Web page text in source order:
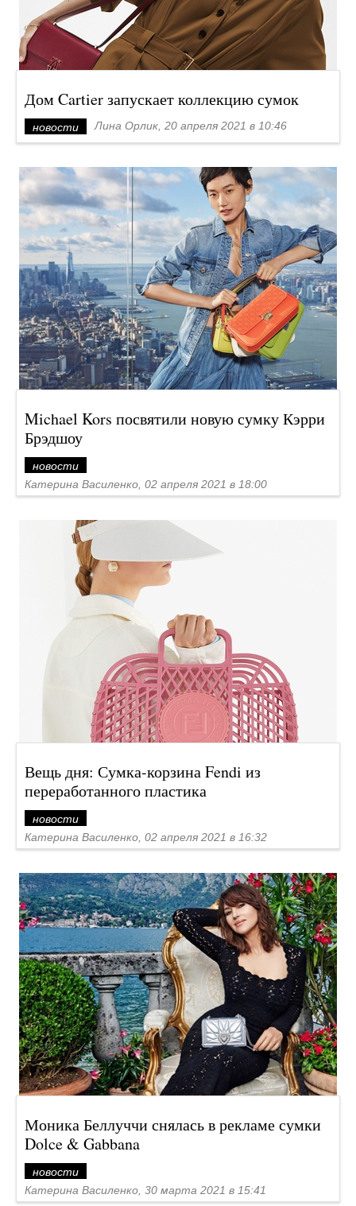
Дом Cartier запускает коллекцию сумок
новости Лина Орлик, 20 апреля 2021 в 10:46
Michael Kors посвятили новую сумку Кэрри
Брэдшоу
новости
Катерина Василенко, 02 апреля 2021 в 18:00
Вещь дня: Сумка-корзина Fendi из
переработанного пластика
новости
Катерина Василенко, 02 апреля 2021 в 16:32
Моника Беллуччи снялась в рекламе сумки
Dolce & Gabbana
новости
Катерина Василенко, 30 марта 2021 в 15:41